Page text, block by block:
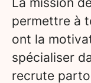
permettre à
ont la
spécialiser
recrute